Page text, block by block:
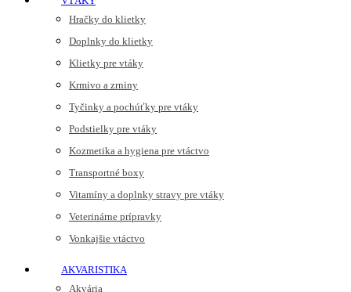
Hračky do klietky
Doplnky do klietky
Klietky pre vtáky
Krmivo a zrniny
Tyčinky a pochúťky pre vtáky
Podstielky pre vtáky
Kozmetika a hygiena pre vtáctvo
Transportné boxy
Vitamíny a doplnky stravy pre vtáky
Veterinárne prípravky
Vonkajšie vtáctvo
AKVARISTIKA
Akvária